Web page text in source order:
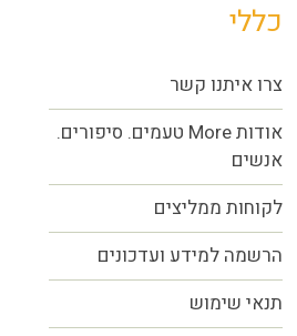
כללי
צרו איתנו קשר
אודות More טעמים. סיפורים.
אנשים
לקוחות ממליצים
הרשמה למידע ועדכונים
תנאי שימוש